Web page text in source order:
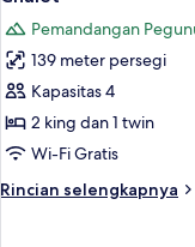
semua
foto
untuk
Chalet
Pemandangan
139 meter persegi
Kapasitas 4
2 king dan 1 twin
Wi-Fi Gratis
Rincian selengkapnya
Rincian